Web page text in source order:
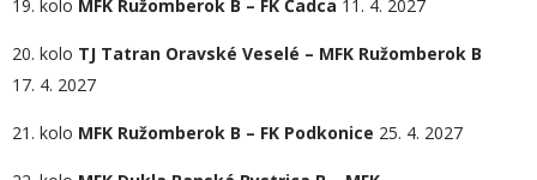
19. kolo MFK Ružomberok B – FK Čadca 11. 4. 2027
20. kolo TJ Tatran Oravské Veselé – MFK Ružomberok B
17. 4. 2027
21. kolo MFK Ružomberok B – FK Podkonice 25. 4. 2027